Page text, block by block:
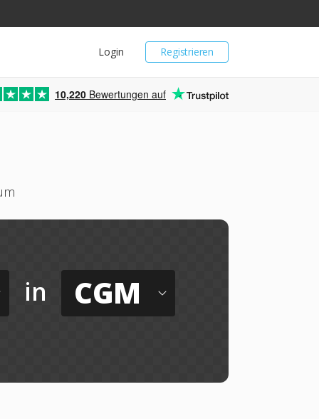
Registrieren
Login
10,220 Bewertungen auf
in CGM